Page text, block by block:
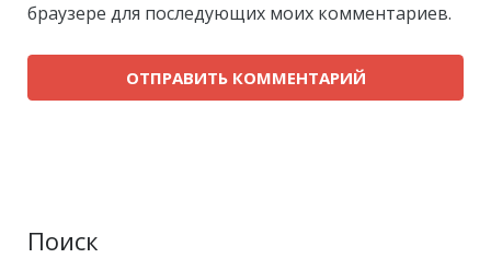
браузере для последующих моих комментариев.
Поиск